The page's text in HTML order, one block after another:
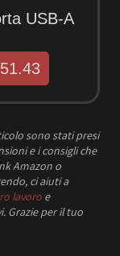
USB-A
sono stati presi
e i consigli che
Amazon o
ci aiuti a
lavoro e
Grazie per il tuo